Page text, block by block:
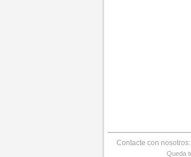
Contacte con nosotros:
Queda